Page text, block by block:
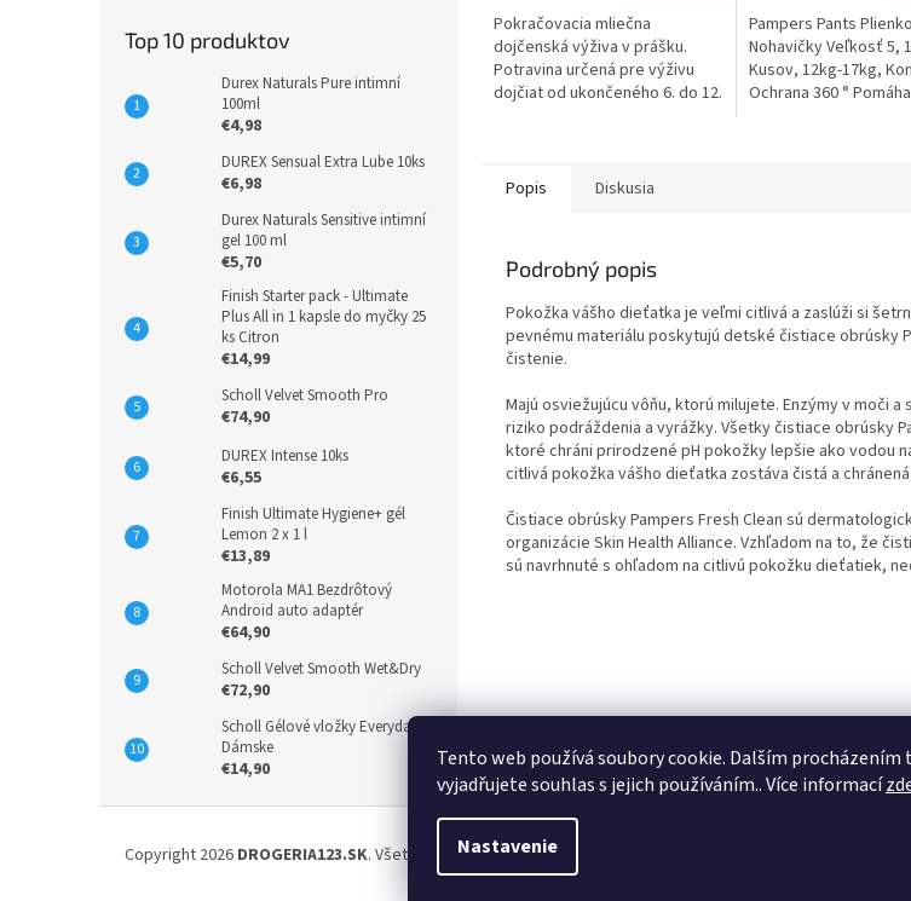
Tento web používá soubory cookie. Dalším
vyjadřujete souhlas s jejich používáním.. Více informací
Nastavenie
Top 10 produktov
Durex Naturals Pure intimní
100ml
€4,98
DUREX Sensual Extra Lube 10ks
€6,98
Durex Naturals Sensitive intimní
gel 100 ml
€5,70
Finish Starter pack - Ultimate
Plus All in 1 kapsle do myčky 25
ks Citron
€14,99
Scholl Velvet Smooth Pro
€74,90
DUREX Intense 10ks
€6,55
Finish Ultimate Hygiene+ gél
Lemon 2 x 1 l
€13,89
Motorola MA1 Bezdrôtový
Android auto adaptér
€64,90
Scholl Velvet Smooth Wet&Dry
€72,90
Scholl Gélové vložky Everyday
Dámske
€14,90
Pokračovacia mliečna
dojčenská výživa v prášku.
Potravina určená pre výživu
dojčiat od ukončeného 6. do 12.
Pampers Pants
Nohavičky Veľkosť 5,
Kusov, 12kg-17kg,
Ochrana 360 ° Pomáha
Popis Diskusia
Podrobný popis
Pokožka vášho dieťatka je veľmi citlivá a zaslúži si
pevnému materiálu poskytujú detské čistiace obrúsky
čistenie.
Majú osviežujúcu vôňu, ktorú milujete. Enzýmy v moči
riziko podráždenia a vyrážky. Všetky čistiace obrúsky
ktoré chráni prirodzené pH pokožky lepšie ako vodou
citlivá pokožka vášho dieťatka zostáva čistá a
Čistiace obrúsky Pampers Fresh Clean sú
organizácie Skin Health Alliance. Vzhľadom na to, že
sú navrhnuté s ohľadom na citlivú pokožku dieťatiek,
Copyright 2026 DROGERIA123.SK. Všetky práva vyhradené.